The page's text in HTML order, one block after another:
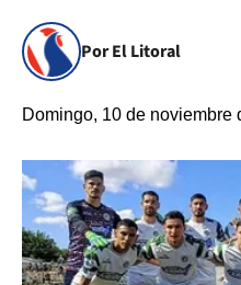
Por El Litoral
Domingo, 10 de noviembre